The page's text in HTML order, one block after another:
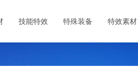
技能特效 特殊装备 特效素材